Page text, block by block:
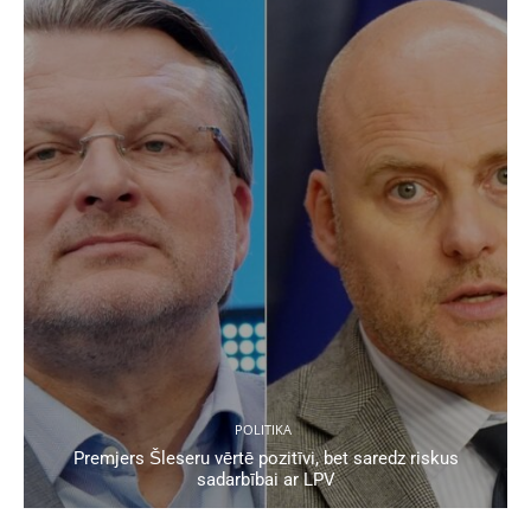
POLITIKA
Premjers Šleseru vērtē pozitīvi, bet saredz riskus
sadarbībai ar LPV